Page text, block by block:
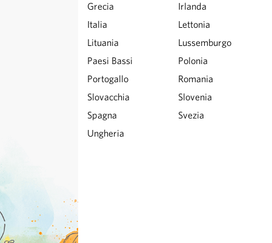
Grecia
Irlanda
Italia
Lettonia
Lituania
Lussemburgo
Paesi Bassi
Polonia
Portogallo
Romania
Slovacchia
Slovenia
Spagna
Svezia
Ungheria